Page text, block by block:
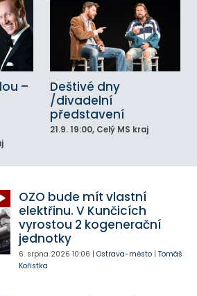
–
Deštivé dny
/divadelní
představení
21.9. 19:00, Celý MS kraj
OZO bude mít vlastní
elektřinu. V Kunčicích
vyrostou 2 kogenerační
jednotky
6. srpna 2026 10:06 | Ostrava-město| Tomáš
Kořistka